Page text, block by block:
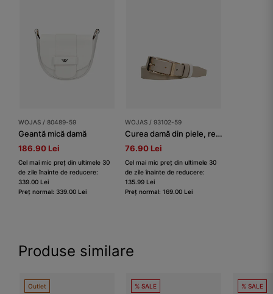
WOJAS / 80489-59
Geantă mică damă
186.90 Lei
Cel mai mic preț din ultimele 30
de zile înainte de reducere:
339.00 Lei
Preț normal: 339.00 Lei
WOJAS / 93102-59
Curea damă din piele, reversibilă, alb-bej
76.90 Lei
Cel mai mic preț din ultimele 30
de zile înainte de reducere:
135.99 Lei
Preț normal: 169.00 Lei
Produse similare
Outlet % SALE % SALE